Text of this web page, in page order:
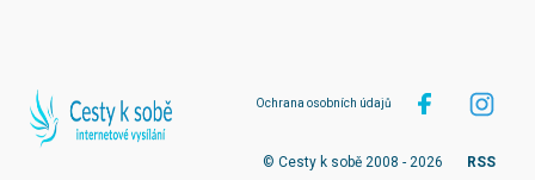
Ochrana osobních údajů
© Cesty k sobě 2008 - 2026 RSS